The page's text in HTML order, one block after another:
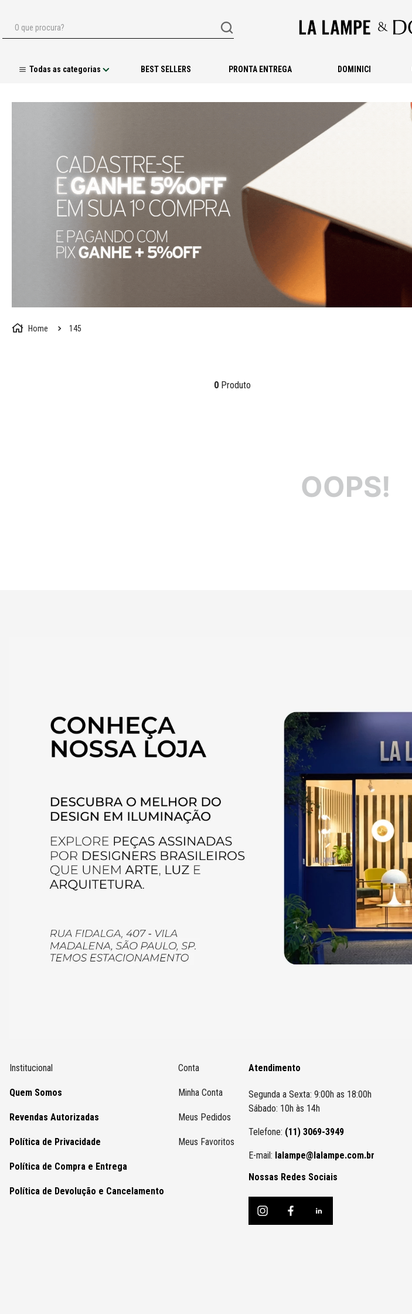
O que procura?
BEST SELLERS PRONTA ENTREGA DOMINICI
145
0 Produto
OOPS!
Institucional
Quem Somos
Revendas Autorizadas
Política de Privacidade
Política de Compra e Entrega
Política de Devolução e Cancelamento
Conta
Minha Conta
Meus Pedidos
Meus Favoritos
Atendimento
Segunda a Sexta: 9:00h as 18:00h
Sábado: 10h às 14h
Telefone: (11) 3069-3949
E-mail: lalampe@lalampe.com.br
Nossas Redes Sociais